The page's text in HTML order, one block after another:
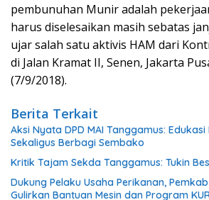
pembunuhan Munir adalah
harus diselesaikan masih sebatas
ujar salah satu aktivis HAM dari
di Jalan Kramat II, Senen, Jakarta
(7/9/2018).
Berita Terkait
Aksi Nyata DPD MAI Tanggamus:
Sekaligus Berbagi Sembako
Kritik Tajam Sekda Tanggamus: Tukin
Dukung Pelaku Usaha Perikanan,
Gulirkan Bantuan Mesin dan Program